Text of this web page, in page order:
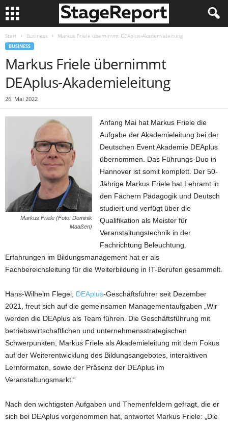
Start Business Markus Friele übernimmt DEAplus-Akademieleitung
BUSINESS
Markus Friele übernimmt
DEAplus-Akademieleitung
26. Mai 2022
Markus Friele (Foto: Dominik
Maaßen)
Anfang Mai hat Markus Friele die
Aufgabe der Akademieleitung bei der
Deutschen Event Akademie DEAplus
übernommen. Das Führungs-Duo in
Hannover ist somit komplett. Der 50-
Jährige Markus Friele hat Lehramt in
den Fächern Pädagogik und Deutsch
studiert und verfügt über die
Qualifikation als Meister für
Veranstaltungstechnik in der
Fachrichtung Beleuchtung.
Erfahrungen im Bildungsmanagement hat er als
Fachbereichsleitung für die Weiterbildung in IT-Berufen gesammelt.
Hans-Wilhelm Flegel, DEAplus-Geschäftsführer seit Dezember
2021, freut sich auf die gemeinsamen Managementaufgaben „Wir
werden die DEAplus als Team führen. Die Geschäftsführung mit
betriebswirtschaftlichen und unternehmensstrategischen
Schwerpunkten, Markus Friele als Akademieleitung mit dem Fokus
auf der Weiterentwicklung des Bildungsangebotes, interaktiven
Lernformaten, sowie der Präsenz der DEAplus im
Veranstaltungsmarkt.“
Nach den wichtigsten Aufgaben und Themenfeldern gefragt, die er
sich bei DEAplus vorgenommen hat, antwortet Markus Friele: „Die